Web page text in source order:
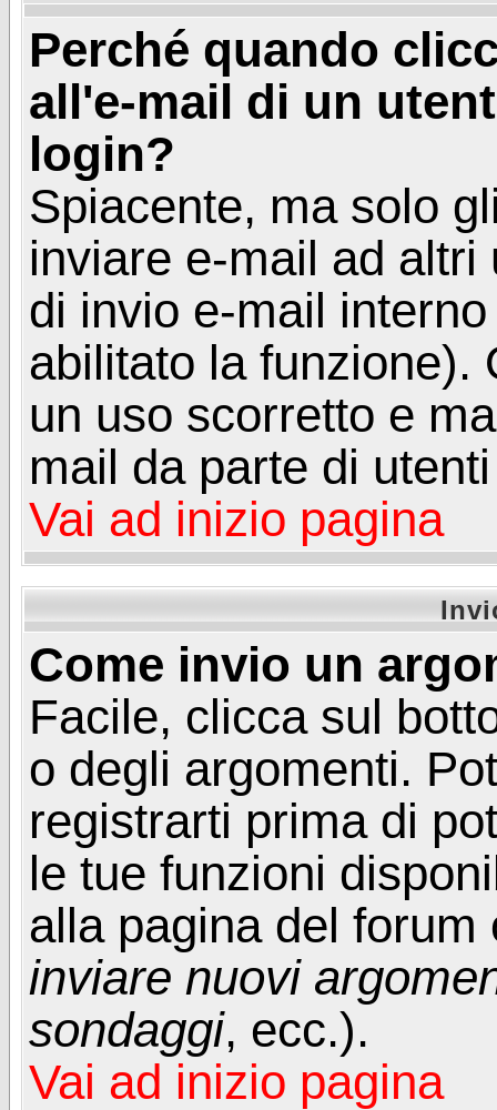
Perché quando
all'e-mail di un
login?
Spiacente, ma solo
inviare e-mail ad
di invio e-mail
abilitato la funzione).
un uso scorretto e
mail da parte di
Vai ad inizio pagina
Come invio un
Facile, clicca sul
o degli argomenti.
registrarti prima di
le tue funzioni
alla pagina del
inviare nuovi
sondaggi, ecc.).
Vai ad inizio pagina